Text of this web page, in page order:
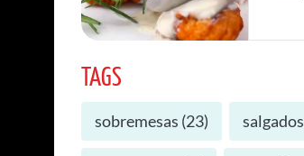
TAGS
sobremesas (23) salgados